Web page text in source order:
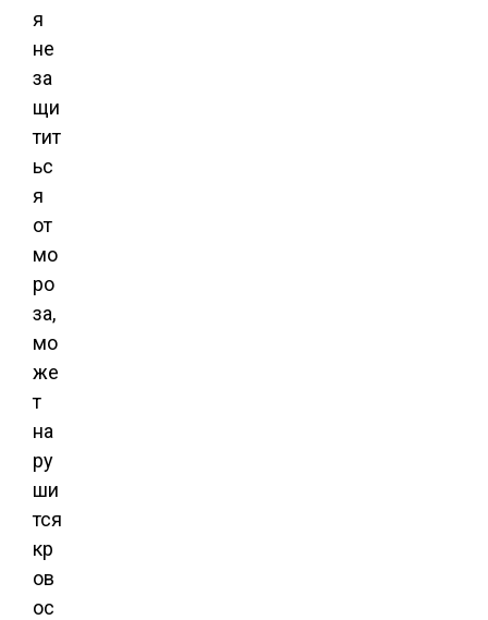
я
не
за
щи
тит
ьс
я
от
мо
ро
за,
мо
же
т
на
ру
ши
тся
кр
ов
ос